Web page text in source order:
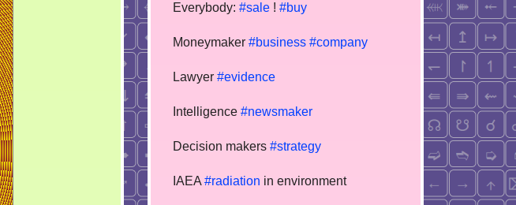
Everybody: #sale ! #buy
Moneymaker #business #company
Lawyer #evidence
Intelligence #newsmaker
Decision makers #strategy
IAEA #radiation in environment